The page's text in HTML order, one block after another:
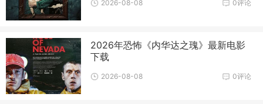
0评论
2026-08-08
2026年恐怖《内华达之瑰》最新电影
下载
0评论
2026-08-08